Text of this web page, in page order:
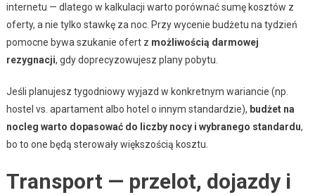
internetu — dlatego w kalkulacji warto porównać sumę kosztów z
oferty, a nie tylko stawkę za noc. Przy wycenie budżetu na tydzień
pomocne bywa szukanie ofert z możliwością darmowej
rezygnacji, gdy doprecyzowujesz plany pobytu.
Jeśli planujesz tygodniowy wyjazd w konkretnym wariancie (np.
hostel vs. apartament albo hotel o innym standardzie), budżet na
nocleg warto dopasować do liczby nocy i wybranego standardu,
bo to one będą sterowały większością kosztu.
Transport — przelot, dojazdy i